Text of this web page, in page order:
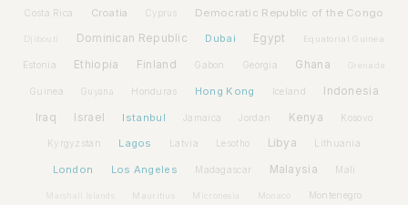
Costa Rica Croatia Cyprus Democratic Republic of the Congo
Djibouti Dominican Republic Dubai Egypt Equatorial Guinea
Estonia Ethiopia Finland Gabon Georgia Ghana Grenada
Guinea Guyana Honduras Hong Kong Iceland Indonesia
Iraq Israel Istanbul Jamaica Jordan Kenya Kosovo
Kyrgyzstan Lagos Latvia Lesotho Libya Lithuania
London Los Angeles Madagascar Malaysia Mali
Mauritius Micronesia Monaco Montenegro